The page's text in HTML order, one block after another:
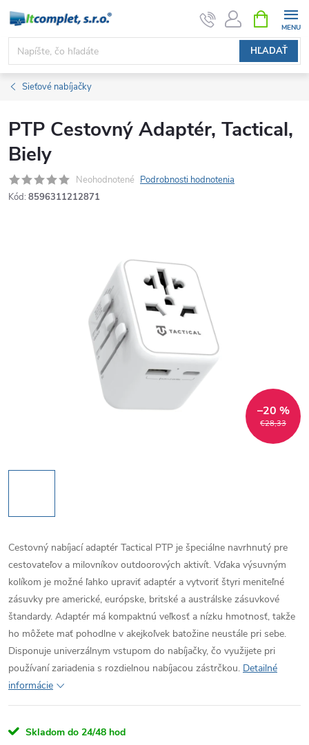
Prejsť
obsah
HĽADAŤ
KOŠÍK
Sieťové nabíjačky
PTP Cestovný Adaptér, Tactical,
Biely
Neohodnotené Podrobnosti hodnotenia
Kód: 8596311212871
€28,33
–20 %
Cestovný nabíjací adaptér Tactical PTP je špeciálne navrhnutý pre
cestovateľov a milovníkov outdoorových aktivít. Vďaka výsuvným
kolíkom je možné ľahko upraviť adaptér a vytvoriť štyri meniteľné
zásuvky pre americké, európske, britské a austrálske zásuvkové
štandardy. Adaptér má kompaktnú veľkosť a nízku hmotnosť, takže
ho môžete mať pohodlne v akejkoľvek batožine neustále pri sebe.
Disponuje univerzálnym vstupom do nabíjačky, čo využijete pri
používaní zariadenia s rozdielnou nabíjacou zástrčkou. Detailné
informácie
Skladom do 24/48 hod